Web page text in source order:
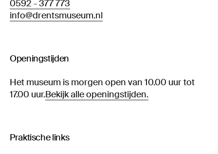
0592 - 377 773
info@drentsmuseum.nl
Openingstijden
Het museum is morgen open van 10.00 uur tot
17.00 uur.Bekijk alle openingstijden.
Praktische links